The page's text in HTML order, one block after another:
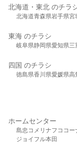
北海道・東北 のチラ
北海道青森県岩手県宮
東海 のチラシ
岐阜県静岡県愛知県三
四国 のチラシ
徳島県香川県愛媛県高
ホームセンター
島忠 コメリ ナフコ コー
ジョイフル本田